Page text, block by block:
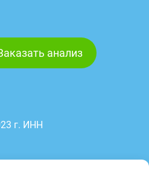
анализ
г. ИНН